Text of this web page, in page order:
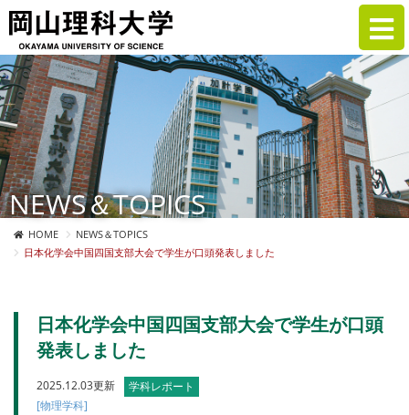
NEWS＆TOPICS
HOME
NEWS＆TOPICS
日本化学会中国四国支部大会で学生が口頭発表しました
日本化学会中国四国支部大会で学生が口頭
発表しました
2025.12.03更新
学科レポート
[物理学科]